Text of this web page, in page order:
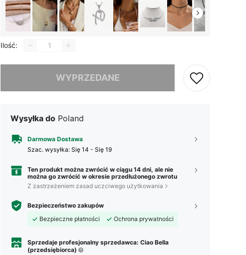
Ilość:
WYPRZEDANE
Przepraszamy ten produkt został wyprzedany.
Wysyłka do Poland
Darmowa Dostawa
Szac. wysyłka: Się 14 - Się 19
Ten produkt można zwrócić w ciągu 14 dni, ale nie
można go zwrócić w okresie przedłużonego zwrotu
Z zastrzeżeniem zasad uczciwego użytkowania
Bezpieczeństwo zakupów
Bezpieczne płatności
Ochrona prywatności
Sprzedaje profesjonalny sprzedawca: Ciao Bella
(przedsiębiorca)